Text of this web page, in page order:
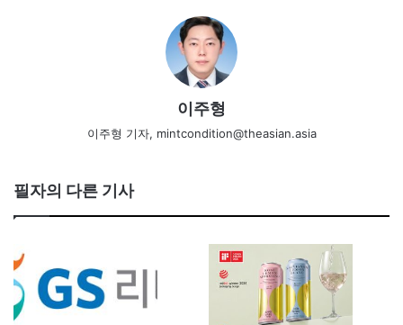
이주형
이주형 기자, mintcondition@theasian.asia
필자의 다른 기사